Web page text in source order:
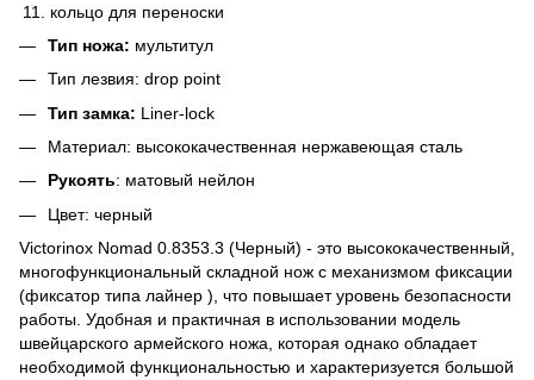
кольцо для переноски
Тип ножа: мультитул
Тип лезвия: drop point
Тип замка: Liner-lock
Материал: высококачественная нержавеющая сталь
Рукоять: матовый нейлон
Цвет: черный
Victorinox Nomad 0.8353.3 (Черный) - это высококачественный,
многофункциональный складной нож с механизмом фиксации
(фиксатор типа лайнер ), что повышает уровень безопасности
работы. Удобная и практичная в использовании модель
швейцарского армейского ножа, которая однако обладает
необходимой функциональностью и характеризуется большой